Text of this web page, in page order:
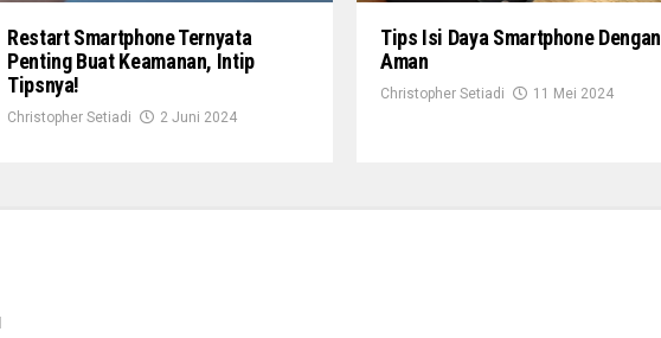
Restart Smartphone Ternyata
Penting Buat Keamanan, Intip
Tipsnya!
Christopher Setiadi 2 Juni 2024
Tips Isi Daya Smartphone Dengan
Aman
Christopher Setiadi 11 Mei 2024